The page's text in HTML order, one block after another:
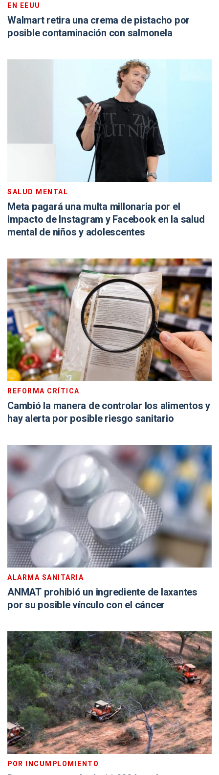
EN EEUU
Walmart retira una crema de pistacho por
posible contaminación con salmonela
SALUD MENTAL
Meta pagará una multa millonaria por el
impacto de Instagram y Facebook en la salud
mental de niños y adolescentes
REFORMA CRÍTICA
Cambió la manera de controlar los alimentos y
hay alerta por posible riesgo sanitario
ALARMA SANITARIA
ANMAT prohibió un ingrediente de laxantes
por su posible vínculo con el cáncer
POR INCUMPLOMIENTO